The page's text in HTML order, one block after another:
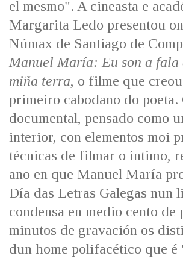
IDENTIDADE
MARCIAL DEL
CASA-MUSEO
BAZÁN
PRIMAVERA
PORTAL DAS
Facebook
TwitterYoutubeInstagram
Bluesky
el mesmo". A cineasta e
Margarita Ledo presentou
Númax de Santiago de
Manuel María: Eu son a fala
miña terra, o filme que
primeiro cabodano do poeta.
documental, pensado como
interior, con elementos moi
técnicas de filmar o íntimo,
ano en que Manuel María
Día das Letras Galegas nun
condensa en medio cento de
minutos de gravación os
dun home polifacético que é